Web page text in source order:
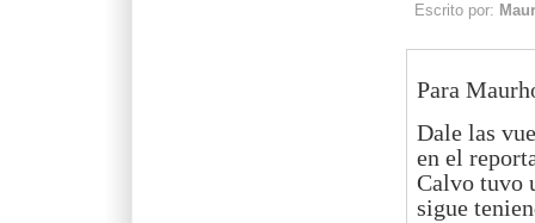
Escrito por:
Para
Dale las
en el
Calvo tuvo
sigue